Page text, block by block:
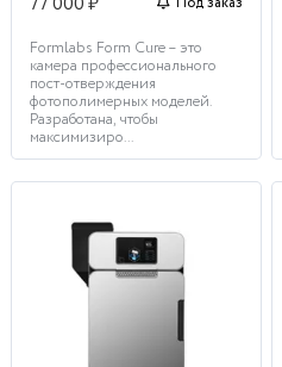
Formlabs Form Cure – это
камера профессионального
пост-отверждения
фотополимерных моделей.
Разработана, чтобы
максимизиро...